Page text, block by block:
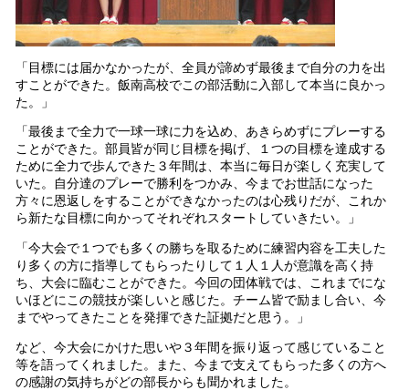
「目標には届かなかったが、全員が諦めず最後まで自分の力を出
すことができた。飯南高校でこの部活動に入部して本当に良かっ
た。」
「最後まで全力で一球一球に力を込め、あきらめずにプレーする
ことができた。部員皆が同じ目標を掲げ、１つの目標を達成する
ために全力で歩んできた３年間は、本当に毎日が楽しく充実して
いた。自分達のプレーで勝利をつかみ、今までお世話になった
方々に恩返しをすることができなかったのは心残りだが、これか
ら新たな目標に向かってそれぞれスタートしていきたい。」
「今大会で１つでも多くの勝ちを取るために練習内容を工夫した
り多くの方に指導してもらったりして１人１人が意識を高く持
ち、大会に臨むことができた。今回の団体戦では、これまでにな
いほどにこの競技が楽しいと感じた。チーム皆で励まし合い、今
までやってきたことを発揮できた証拠だと思う。」
など、今大会にかけた思いや３年間を振り返って感じていること
等を語ってくれました。また、今まで支えてもらった多くの方へ
の感謝の気持ちがどの部長からも聞かれました。